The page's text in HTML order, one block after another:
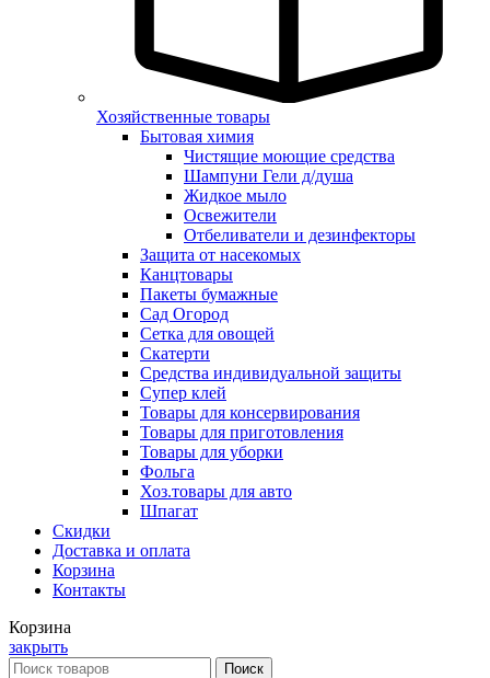
Хозяйственные товары
Бытовая химия
Чистящие моющие средства
Шампуни Гели д/душа
Жидкое мыло
Освежители
Отбеливатели и дезинфекторы
Защита от насекомых
Канцтовары
Пакеты бумажные
Сад Огород
Сетка для овощей
Скатерти
Средства индивидуальной защиты
Супер клей
Товары для консервирования
Товары для приготовления
Товары для уборки
Фольга
Хоз.товары для авто
Шпагат
Скидки
Доставка и оплата
Корзина
Контакты
Корзина
закрыть
Поиск